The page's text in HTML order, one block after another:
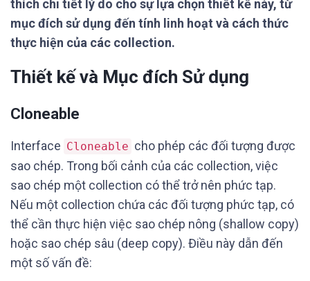
thích chi tiết lý do cho sự lựa chọn thiết kế này, từ
mục đích sử dụng đến tính linh hoạt và cách thức
thực hiện của các collection.
Thiết kế và Mục đích Sử dụng
Cloneable
Interface Cloneable cho phép các đối tượng được
sao chép. Trong bối cảnh của các collection, việc
sao chép một collection có thể trở nên phức tạp.
Nếu một collection chứa các đối tượng phức tạp, có
thể cần thực hiện việc sao chép nông (shallow copy)
hoặc sao chép sâu (deep copy). Điều này dẫn đến
một số vấn đề: